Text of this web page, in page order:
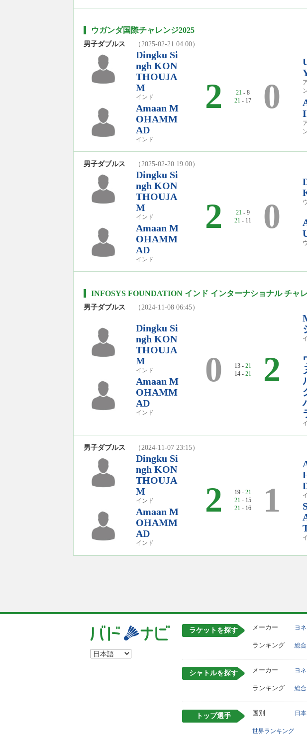
ウガンダ国際チャレンジ2025
男子ダブルス （2025-02-21 04:00）
Dingku Si
ngh KON
THOUJA
M
インド
Amaan M
OHAMM
AD
インド
2 21 - 8
21 - 17 0
男子ダブルス （2025-02-20 19:00）
Dingku Si
ngh KON
THOUJA
M
インド
Amaan M
OHAMM
AD
インド
2 21 - 9
21 - 11 0
INFOSYS FOUNDATION インド インターナショナル チャ
男子ダブルス （2024-11-08 06:45）
Dingku Si
ngh KON
THOUJA
M
インド
Amaan M
OHAMM
AD
インド
0 13 - 21
14 - 21 2
男子ダブルス （2024-11-07 23:15）
Dingku Si
ngh KON
THOUJA
M
インド
Amaan M
OHAMM
AD
インド
2 19 - 21
21 - 15
21 - 16 1
ラケットを探す メーカー ヨ
ランキング 総合
シャトルを探す メーカー ヨ
ランキング 総合
トップ選手 国別 日本
世界ランキング